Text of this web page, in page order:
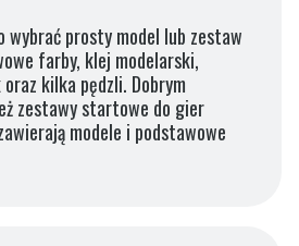
wybrać prosty model lub zestaw
farby, klej modelarski,
kilka pędzli. Dobrym
zestawy startowe do gier
modele i podstawowe